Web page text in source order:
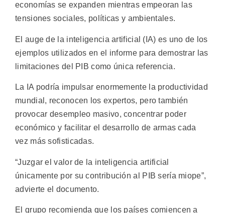
economías se expanden mientras empeoran las
tensiones sociales, políticas y ambientales.
El auge de la inteligencia artificial (IA) es uno de los
ejemplos utilizados en el informe para demostrar las
limitaciones del PIB como única referencia.
La IA podría impulsar enormemente la productividad
mundial, reconocen los expertos, pero también
provocar desempleo masivo, concentrar poder
económico y facilitar el desarrollo de armas cada
vez más sofisticadas.
“Juzgar el valor de la inteligencia artificial
únicamente por su contribución al PIB sería miope”,
advierte el documento.
El grupo recomienda que los países comiencen a